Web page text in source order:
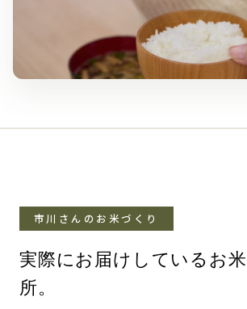
市川さんのお米づくり
実際にお届けしているお
所。